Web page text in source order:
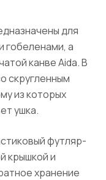
для
гобеленами, а
канве Aida. В
скругленным
из которых
ушка.
футляр-
крышкой и
хранение